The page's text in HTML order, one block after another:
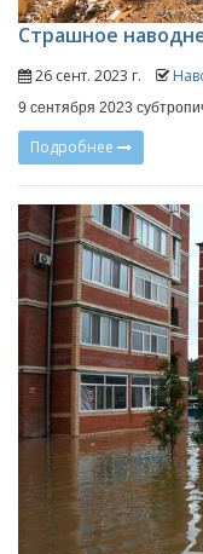
Страшное
26 сент. 2023 г.
9 сентября 2023
Подробнее